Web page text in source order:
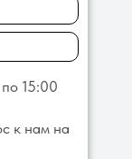
15:00
к нам на